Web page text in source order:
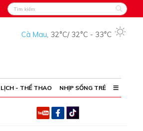
Cà Mau, 32°C/ 32°C - 33°C
- THỂ THAO NHỊP SỐNG TRẺ